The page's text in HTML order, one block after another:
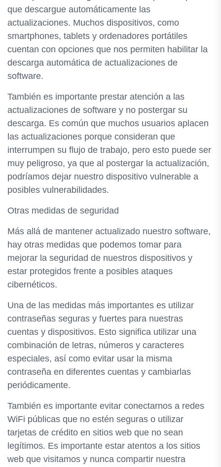
que descargue automáticamente las
actualizaciones. Muchos dispositivos, como
smartphones, tablets y ordenadores portátiles
cuentan con opciones que nos permiten habilitar la
descarga automática de actualizaciones de
software.
También es importante prestar atención a las
actualizaciones de software y no postergar su
descarga. Es común que muchos usuarios aplacen
las actualizaciones porque consideran que
interrumpen su flujo de trabajo, pero esto puede ser
muy peligroso, ya que al postergar la actualización,
podríamos dejar nuestro dispositivo vulnerable a
posibles vulnerabilidades.
Otras medidas de seguridad
Más allá de mantener actualizado nuestro software,
hay otras medidas que podemos tomar para
mejorar la seguridad de nuestros dispositivos y
estar protegidos frente a posibles ataques
cibernéticos.
Una de las medidas más importantes es utilizar
contraseñas seguras y fuertes para nuestras
cuentas y dispositivos. Esto significa utilizar una
combinación de letras, números y caracteres
especiales, así como evitar usar la misma
contraseña en diferentes cuentas y cambiarlas
periódicamente.
También es importante evitar conectarnos a redes
WiFi públicas que no estén seguras o utilizar
tarjetas de crédito en sitios web que no sean
legítimos. Es importante estar atentos a los sitios
web que visitamos y nunca compartir nuestra